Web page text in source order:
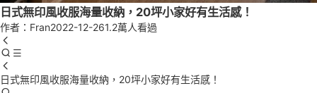
日式無印風收服海量收納，20坪小家好有生活感！
作者：Fran2022-12-261.2萬人看過
日式無印風收服海量收納，20坪小家好有生活感！